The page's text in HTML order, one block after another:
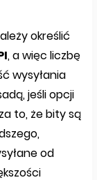
określić
, a więc liczbę
wysyłania
jeśli opcji
to, że bity są
od